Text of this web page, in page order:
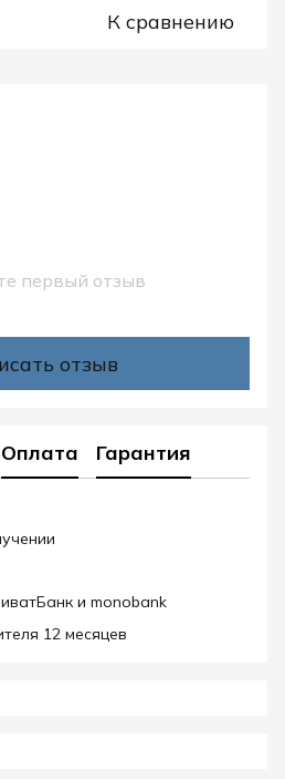
К сравнению
первый отзыв
отзыв
Оплата Гарантия
и monobank
12 месяцев